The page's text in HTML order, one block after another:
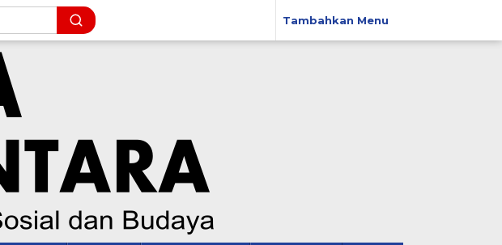
Tambahkan Menu